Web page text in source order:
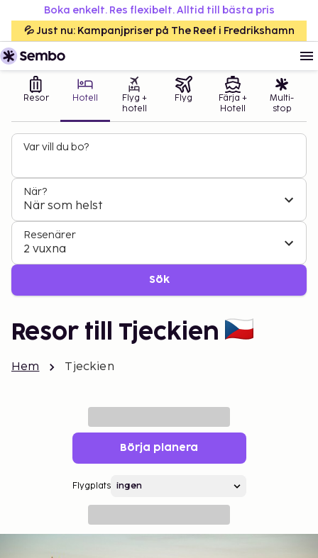
Boka enkelt. Res flexibelt. Alltid till bästa pris
💦 Just nu: Kampanjpriser på The Reef i Fredrikshamn
Resor Hotell
Flyg +
hotell
Flyg
Färja +
Hotell
Multi-
stop
Var vill du bo?
När?
När som helst
Resenärer
2 vuxna
Sök
Resor till Tjeckien
Hem Tjeckien
Börja planera
Flygplats